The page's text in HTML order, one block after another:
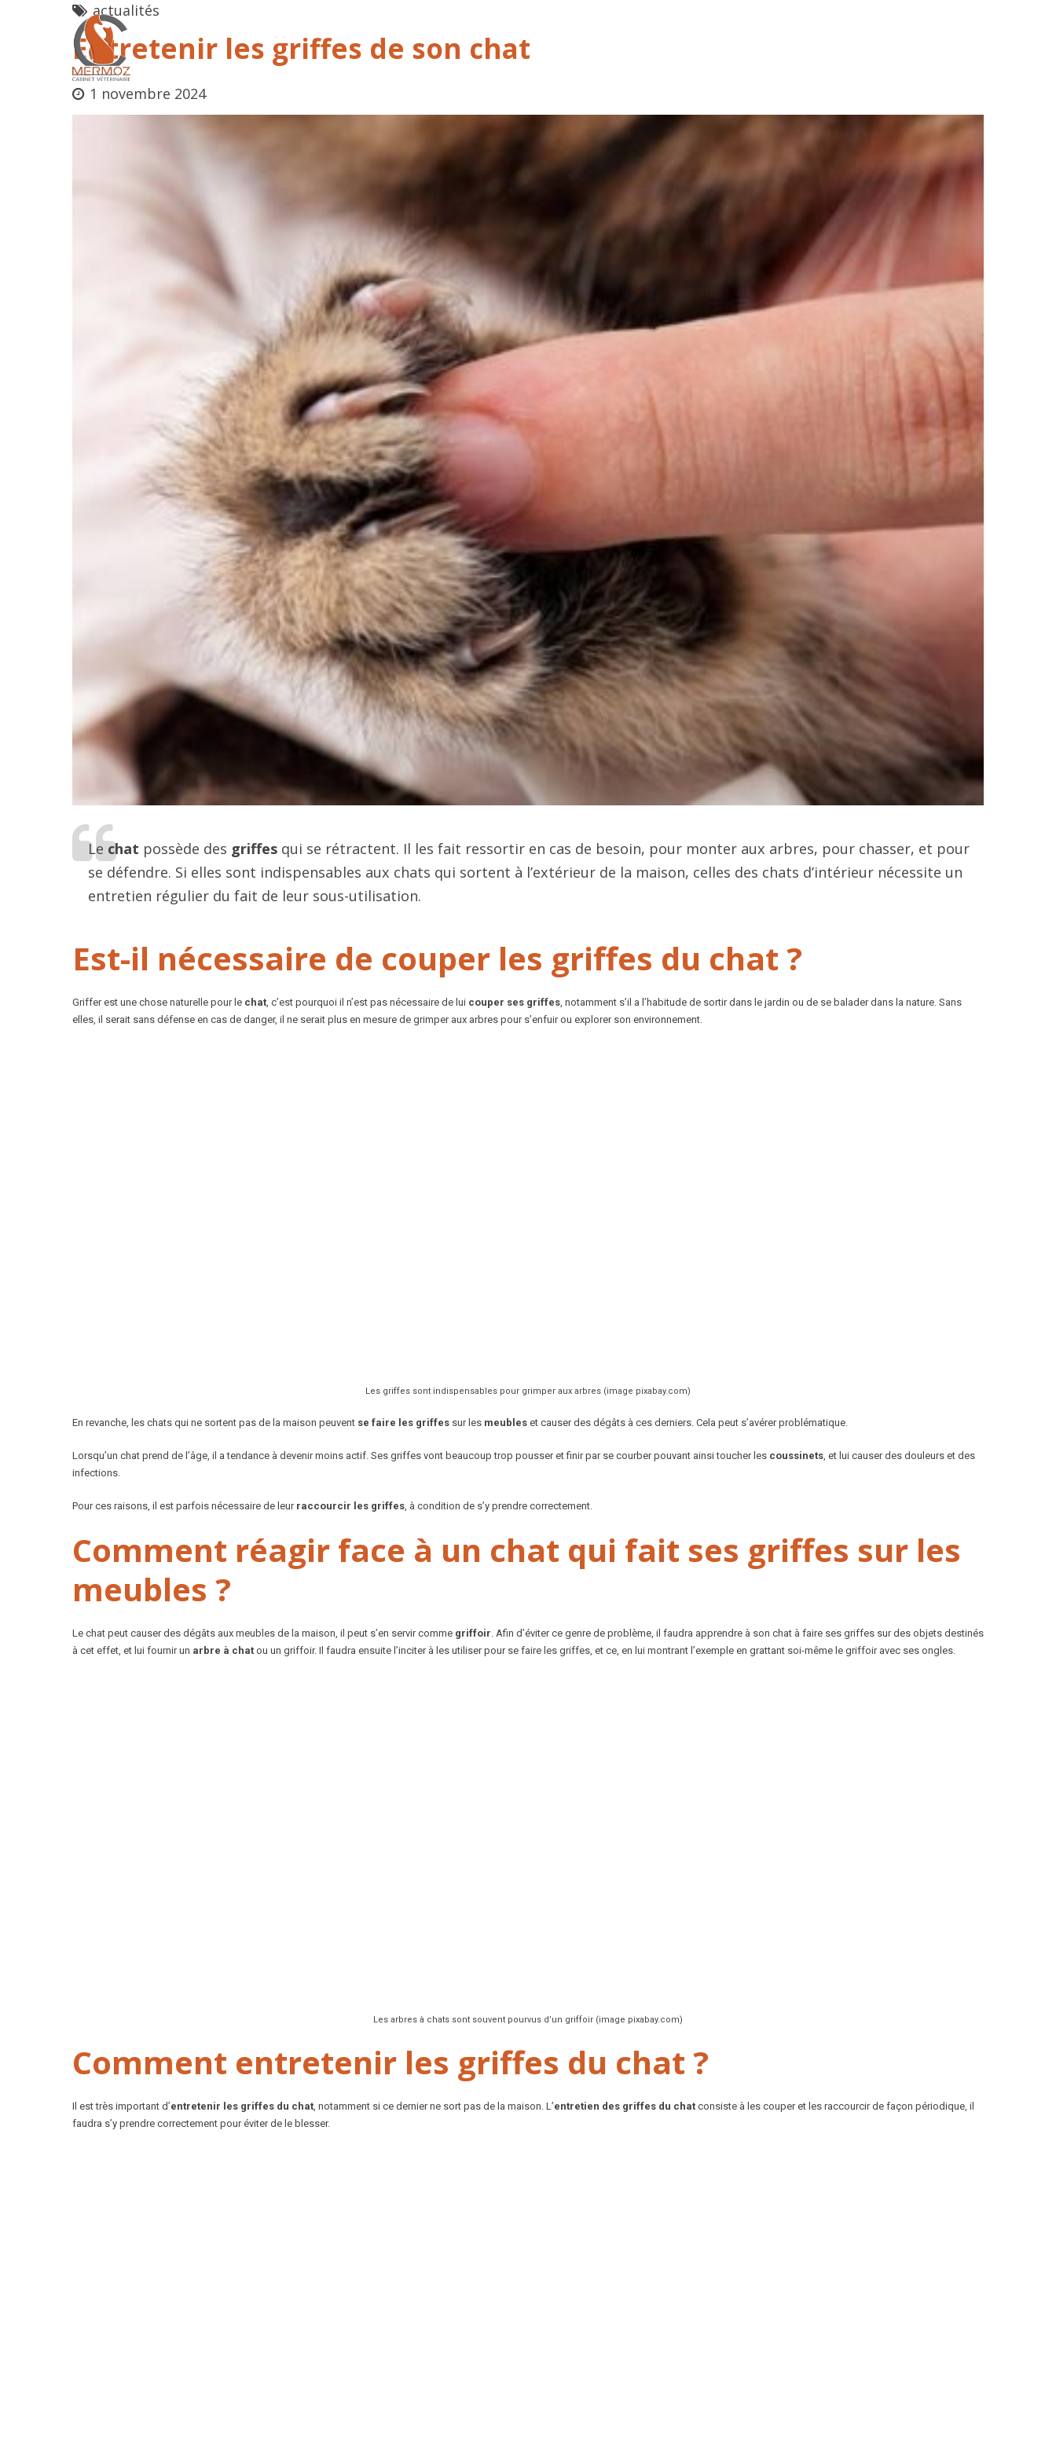
actualités
Entretenir les griffes de son chat
1 novembre 2024
Le chat possède des griffes qui se rétractent. Il les fait ressortir en cas de besoin, pour monter aux arbres, pour chasser, et pour
se défendre. Si elles sont indispensables aux chats qui sortent à l’extérieur de la maison, celles des chats d’intérieur nécessite un
entretien régulier du fait de leur sous-utilisation.
Est-il nécessaire de couper les griffes du chat ?
Griffer est une chose naturelle pour le chat , c’est pourquoi il n’est pas nécessaire de lui couper ses griffes , notamment s’il a l’habitude de sortir dans le jardin ou de se balader dans la nature. Sans
elles, il serait sans défense en cas de danger, il ne serait plus en mesure de grimper aux arbres pour s’enfuir ou explorer son environnement.
Les griffes sont indispensables pour grimper aux arbres (image pixabay.com)
En revanche, les chats qui ne sortent pas de la maison peuvent se faire les griffes sur les meubles et causer des dégâts à ces derniers. Cela peut s’avérer problématique.
Lorsqu’un chat prend de l’âge, il a tendance à devenir moins actif. Ses griffes vont beaucoup trop pousser et finir par se courber pouvant ainsi toucher les coussinets , et lui causer des douleurs et des
infections.
Pour ces raisons, il est parfois nécessaire de leur raccourcir les griffes , à condition de s’y prendre correctement.
Comment réagir face à un chat qui fait ses griffes sur les
meubles ?
Le chat peut causer des dégâts aux meubles de la maison, il peut s’en servir comme griffoir . Afin d’éviter ce genre de problème, il faudra apprendre à son chat à faire ses griffes sur des objets destinés
à cet effet, et lui fournir un arbre à chat ou un griffoir. Il faudra ensuite l’inciter à les utiliser pour se faire les griffes, et ce, en lui montrant l’exemple en grattant soi-même le griffoir avec ses ongles.
Les arbres à chats sont souvent pourvus d’un griffoir (image pixabay.com)
Comment entretenir les griffes du chat ?
Il est très important d’entretenir les griffes du chat , notamment si ce dernier ne sort pas de la maison. L’entretien des griffes du chat consiste à les couper et les raccourcir de façon périodique, il
faudra s’y prendre correctement pour éviter de le blesser.